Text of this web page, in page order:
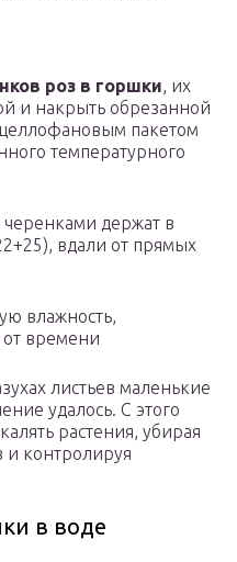
роз в горшки, их
и накрыть обрезанной
пакетом
температурного
держат в
вдали от прямых
влажность,
времени
листьев маленькие
удалось. С этого
растения, убирая
и контролируя
в воде